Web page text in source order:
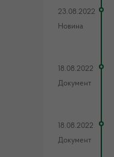
23.08.2022
Новина
18.08.2022
Документ
18.08.2022
Документ